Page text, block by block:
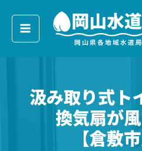
汲み取り式ト
換気扇が
【倉敷
ー
カ
イ